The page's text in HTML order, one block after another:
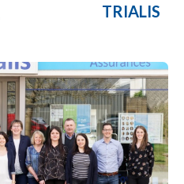
TRIALIS